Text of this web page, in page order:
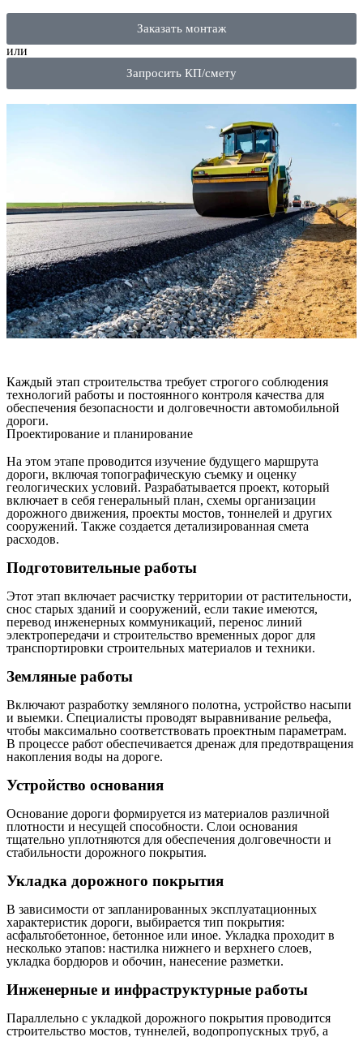
Заказать монтаж
или
Запросить КП/смету
Каждый этап строительства требует строгого соблюдения
технологий работы и постоянного контроля качества для
обеспечения безопасности и долговечности автомобильной
дороги.
Проектирование и планирование
На этом этапе проводится изучение будущего маршрута
дороги, включая топографическую съемку и оценку
геологических условий. Разрабатывается проект, который
включает в себя генеральный план, схемы организации
дорожного движения, проекты мостов, тоннелей и других
сооружений. Также создается детализированная смета
расходов.
Подготовительные работы
Этот этап включает расчистку территории от растительности,
снос старых зданий и сооружений, если такие имеются,
перевод инженерных коммуникаций, перенос линий
электропередачи и строительство временных дорог для
транспортировки строительных материалов и техники.
Земляные работы
Включают разработку земляного полотна, устройство насыпи
и выемки. Специалисты проводят выравнивание рельефа,
чтобы максимально соответствовать проектным параметрам.
В процессе работ обеспечивается дренаж для предотвращения
накопления воды на дороге.
Устройство основания
Основание дороги формируется из материалов различной
плотности и несущей способности. Слои основания
тщательно уплотняются для обеспечения долговечности и
стабильности дорожного покрытия.
Укладка дорожного покрытия
В зависимости от запланированных эксплуатационных
характеристик дороги, выбирается тип покрытия:
асфальтобетонное, бетонное или иное. Укладка проходит в
несколько этапов: настилка нижнего и верхнего слоев,
укладка бордюров и обочин, нанесение разметки.
Инженерные и инфраструктурные работы
Параллельно с укладкой дорожного покрытия проводится
строительство мостов, туннелей, водопропускных труб, а